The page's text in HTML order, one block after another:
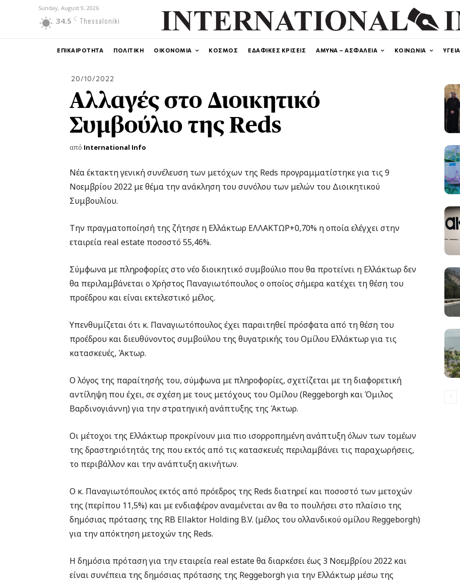
Sunday, August 9, 2026
34.5 C Thessaloniki
ΕΠΙΚΑΙΡΟΤΗΤΑ ΠΟΛΙΤΙΚΗ ΟΙΚΟΝΟΜΙΑ ΚΟΣΜΟΣ ΕΔΑΦΙΚΕΣ ΚΡΙΣΕΙΣ ΑΜΥΝΑ – ΑΣΦΑΛΕΙΑ ΚΟΙΝΩΝΙΑ ΥΓΕΙΑ
20/10/2022
Αλλαγές στο Διοικητικό
Συμβούλιο της Reds
από International Info
Νέα έκτακτη γενική συνέλευση των μετόχων της Reds προγραμματίστηκε για τις 9
Νοεμβρίου 2022 με θέμα την ανάκληση του συνόλου των μελών του Διοικητικού
Συμβουλίου.
Την πραγματοποίησή της ζήτησε η Ελλάκτωρ ΕΛΛΑΚΤΩΡ+0,70% η οποία ελέγχει στην
εταιρεία real estate ποσοστό 55,46%.
Σύμφωνα με πληροφορίες στο νέο διοικητικό συμβούλιο που θα προτείνει η Ελλάκτωρ δεν
θα περιλαμβάνεται ο Χρήστος Παναγιωτόπουλος ο οποίος σήμερα κατέχει τη θέση του
προέδρου και είναι εκτελεστικό μέλος.
Υπενθυμίζεται ότι κ. Παναγιωτόπουλος έχει παραιτηθεί πρόσφατα από τη θέση του
προέδρου και διευθύνοντος συμβούλου της θυγατρικής του Ομίλου Ελλάκτωρ για τις
κατασκευές, Άκτωρ.
Ο λόγος της παραίτησής του, σύμφωνα με πληροφορίες, σχετίζεται με τη διαφορετική
αντίληψη που έχει, σε σχέση με τους μετόχους του Ομίλου (Reggeborgh και Όμιλος
Βαρδινογιάννη) για την στρατηγική ανάπτυξης της Άκτωρ.
Οι μέτοχοι της Ελλάκτωρ προκρίνουν μια πιο ισορροπημένη ανάπτυξη όλων των τομέων
της δραστηριότητάς της που εκτός από τις κατασκευές περιλαμβάνει τις παραχωρήσεις,
το περιβάλλον και την ανάπτυξη ακινήτων.
Ο κ. Παναγιωτόπουλος εκτός από πρόεδρος της Reds διατηρεί και ποσοστό των μετοχών
της (περίπου 11,5%) και με ενδιαφέρον αναμένεται αν θα το πουλήσει στο πλαίσιο της
δημόσιας πρότασης της RB Ellaktor Holding B.V. (μέλος του ολλανδικού ομίλου Reggeborgh)
για την απόκτηση μετοχών της Reds.
Η δημόσια πρόταση για την εταιρεία real estate θα διαρκέσει έως 3 Νοεμβρίου 2022 και
είναι συνέπεια της δημόσιας πρότασης της Reggeborgh για την Ελλάκτωρ μέσω της